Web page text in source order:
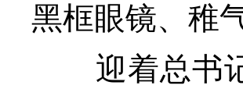
黑框眼镜、稚
迎着总书记